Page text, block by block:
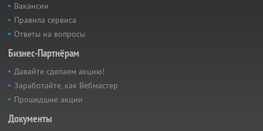
Вакансии
Правила сервиса
Ответы на вопросы
Бизнес-Партнёрам
Давайте сделаем акцию!
Заработайте, как Вебмастер
Прошедшие акции
Документы